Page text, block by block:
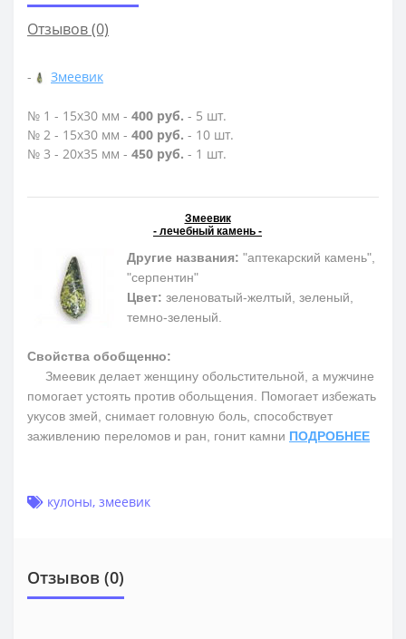
Отзывов (0)
- Змеевик
№ 1 - 15х30 мм - 400 руб. - 5 шт.
№ 2 - 15х30 мм - 400 руб. - 10 шт.
№ 3 - 20х35 мм - 450 руб. - 1 шт.
Змеевик
- лечебный камень -
Другие названия: "аптекарский камень",
"серпентин"
Цвет: зеленоватый-желтый, зеленый,
темно-зеленый.
Свойства обобщенно:
Змеевик делает женщину обольстительной, а мужчине
помогает устоять против обольщения. Помогает избежать
укусов змей, снимает головную боль, способствует
заживлению переломов и ран, гонит камни ПОДРОБНЕЕ
кулоны, змеевик
Отзывов (0)